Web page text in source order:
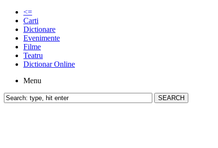
<=
Carti
Dictionare
Evenimente
Filme
Teatru
Dictionar Online
Menu